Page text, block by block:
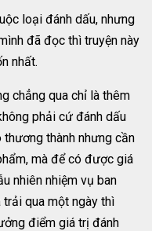
loại đánh dấu, nhưng
đã đọc thì truyện này
nhất.
chẳng qua chỉ là thêm
phải cứ đánh dấu
thương thành nhưng cần
mà để có được giá
nhiên nhiệm vụ ban
qua một ngày thì
điểm giá trị đánh